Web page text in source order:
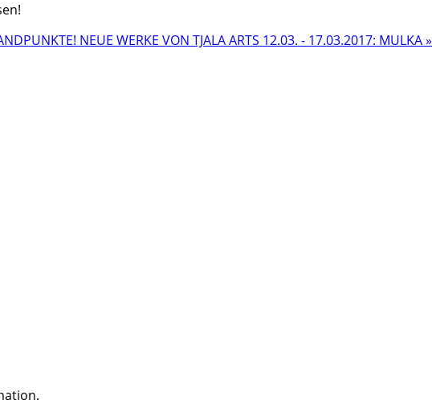
NEUE WERKE VON TJALA ARTS 12.03. - 17.03.2017: MULKA »